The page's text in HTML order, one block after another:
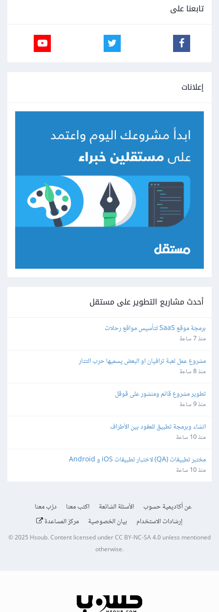
تابعنا على
إعلانات
أحدث مشاريع التطوير على مستقل
برمجة موقع SaaS لتأسيس مواقع رحلات
منذ 7 ساعة
مشروع عمل لعبة ترافيان او البعض يسميها حرب التتار
منذ 8 ساعة
تطوير مشروع قائم ومنشور على قوقل
منذ 9 ساعة
انشاء وبرمجة تطبيق للعقود بين الأطراف
منذ 10 ساعة
مختبر تطبيقات (QA) لاختبار تطبيقات iOS و Android
منذ 10 ساعة
عن أكاديمية حسوب الأسئلة الشائعة اكتب معنا
درّب معنا
إرشادات الاستخدام
بيان الخصوصية مركز المساعدة
© 2025 Hsoub.Content licensed underCC BY-NC-SA 4.0unless mentioned
otherwise.